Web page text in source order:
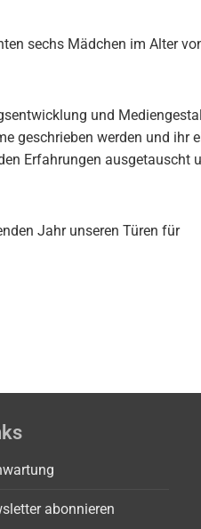
sechs Mädchen im Alter
und
geschrieben werden und ihr
Erfahrungen ausgetauscht
Jahr unseren Türen für
abonnieren